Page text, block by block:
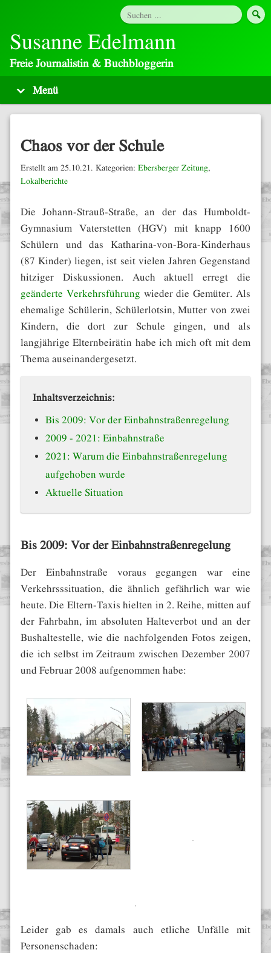
Susanne Edelmann
Freie Journalistin & Buchbloggerin
Chaos vor der Schule
Erstellt am 25.10.21. Kategorien: Ebersberger Zeitung
Lokalberichte
Die Johann-Strauß-Straße, an der das Humboldt-
Gymnasium Vaterstetten (HGV) mit knapp 1600
Schülern und das Katharina-von-Bora-Kinderhaus
(87 Kinder) liegen, ist seit vielen Jahren Gegenstand
hitziger Diskussionen. Auch aktuell erregt die
geänderte Verkehrsführung wieder die Gemüter. Als
ehemalige Schülerin, Schülerlotsin, Mutter von zwei
Kindern, die dort zur Schule gingen, und als
langjährige Elternbeirätin habe ich mich oft mit dem
Thema auseinandergesetzt.
Bis 2009: Vor der Einbahnstraßenregelung
2009 - 2021: Einbahnstraße
2021: Warum die Einbahnstraßenregelung
aufgehoben wurde
Aktuelle Situation
Bis 2009: Vor der Einbahnstraßenregelung
Der Einbahnstraße voraus gegangen war eine
Verkehrsssituation, die ähnlich gefährlich war wie
heute. Die Eltern-Taxis hielten in 2. Reihe, mitten auf
der Fahrbahn, im absoluten Halteverbot und an der
Bushaltestelle, wie die nachfolgenden Fotos zeigen,
die ich selbst im Zeitraum zwischen Dezember 2007
und Februar 2008 aufgenommen habe:
Leider gab es damals auch etliche Unfälle mit
Personenschaden: